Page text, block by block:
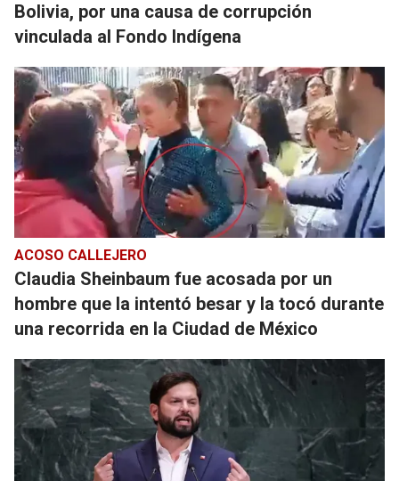
Bolivia, por una causa de corrupción
vinculada al Fondo Indígena
ACOSO CALLEJERO
Claudia Sheinbaum fue acosada por un
hombre que la intentó besar y la tocó durante
una recorrida en la Ciudad de México